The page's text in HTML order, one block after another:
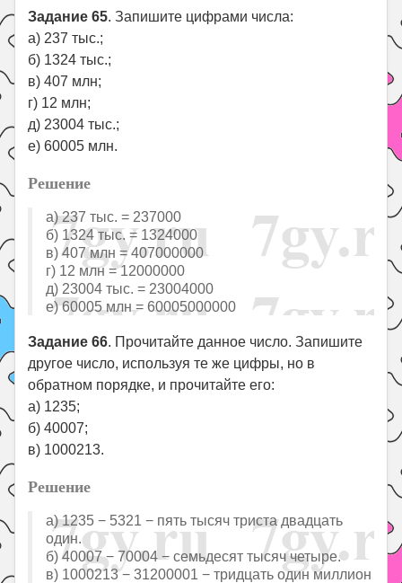
Летом!
Поиск
Задание 65. Запишите цифрами числа:
а) 237 тыс.;
б) 1324 тыс.;
в) 407 млн;
г) 12 млн;
д) 23004 тыс.;
е) 60005 млн.
Решение
а) 237 тыс. = 237000
б) 1324 тыс. = 1324000
в) 407 млн = 407000000
г) 12 млн = 12000000
д) 23004 тыс. = 23004000
е) 60005 млн = 60005000000
Задание 66. Прочитайте данное число. Запишите
другое число, используя те же цифры, но в
обратном порядке, и прочитайте его:
а) 1235;
б) 40007;
в) 1000213.
Решение
а) 1235 − 5321 − пять тысяч триста двадцать
один.
б) 40007 − 70004 − семьдесят тысяч четыре.
в) 1000213 − 31200001 − тридцать один миллион